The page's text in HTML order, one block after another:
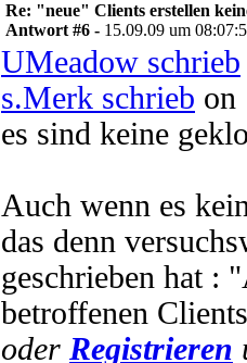
Re: "neue" Clients erstellen
Antwort #6 - 15.09.09 um
UMeadow schrieb
s.Merk schrieb on
es sind keine
Auch wenn es
das denn
geschrieben hat :
betroffenen
oder Registrieren